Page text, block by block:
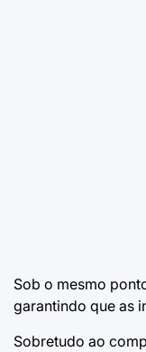
Sob o mesmo
garantindo que as
Sobretudo ao